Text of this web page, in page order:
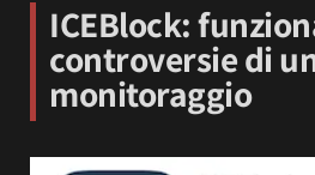
ICEBlock:
controversie di
monitoraggio